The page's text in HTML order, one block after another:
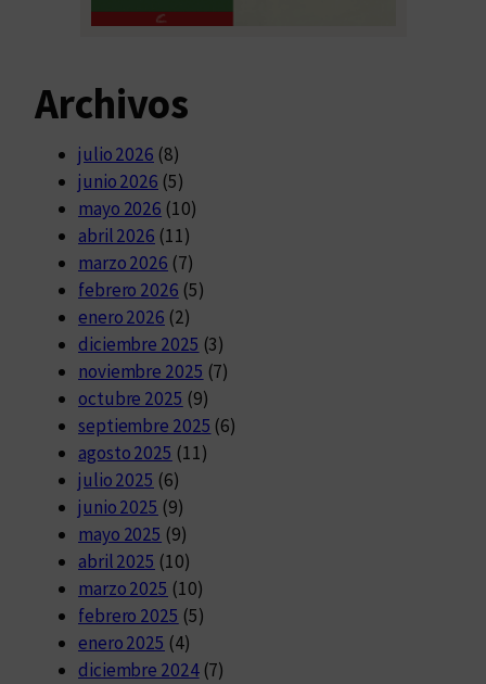
Archivos
julio 2026 (8)
junio 2026 (5)
mayo 2026 (10)
abril 2026 (11)
marzo 2026 (7)
febrero 2026 (5)
enero 2026 (2)
diciembre 2025 (3)
noviembre 2025 (7)
octubre 2025 (9)
septiembre 2025 (6)
agosto 2025 (11)
julio 2025 (6)
junio 2025 (9)
mayo 2025 (9)
abril 2025 (10)
marzo 2025 (10)
febrero 2025 (5)
enero 2025 (4)
diciembre 2024(7)